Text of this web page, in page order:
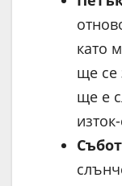
като
ще се
ще е